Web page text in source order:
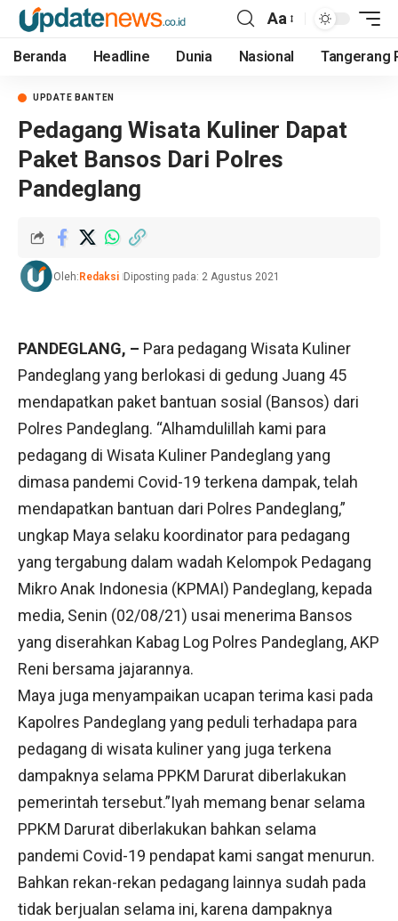
Aa
Beranda Headline Dunia Nasional Tangerang
UPDATE BANTEN
Pedagang Wisata Kuliner Dapat
Paket Bansos Dari Polres
Pandeglang
Oleh: Redaksi Diposting pada: 2 Agustus 2021
PANDEGLANG, – Para pedagang Wisata Kuliner
Pandeglang yang berlokasi di gedung Juang 45
mendapatkan paket bantuan sosial (Bansos) dari
Polres Pandeglang. “Alhamdulillah kami para
pedagang di Wisata Kuliner Pandeglang yang
dimasa pandemi Covid-19 terkena dampak, telah
mendapatkan bantuan dari Polres Pandeglang,”
ungkap Maya selaku koordinator para pedagang
yang tergabung dalam wadah Kelompok Pedagang
Mikro Anak Indonesia (KPMAI) Pandeglang, kepada
media, Senin (02/08/21) usai menerima Bansos
yang diserahkan Kabag Log Polres Pandeglang, AKP
Reni bersama jajarannya.
Maya juga menyampaikan ucapan terima kasi pada
Kapolres Pandeglang yang peduli terhadapa para
pedagang di wisata kuliner yang juga terkena
dampaknya selama PPKM Darurat diberlakukan
pemerintah tersebut.”Iyah memang benar selama
PPKM Darurat diberlakukan bahkan selama
pandemi Covid-19 pendapat kami sangat menurun.
Bahkan rekan-rekan pedagang lainnya sudah pada
tidak berjualan selama ini, karena dampaknya